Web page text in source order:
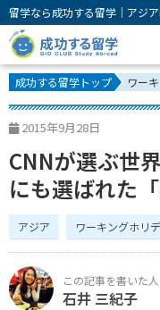
留学なら成功する留学｜アジ
成功する留学トップ ワー
2015年9月28日
CNNが選ぶ世
にも選ばれた
アジア ワーキングホリ
石井 三紀子